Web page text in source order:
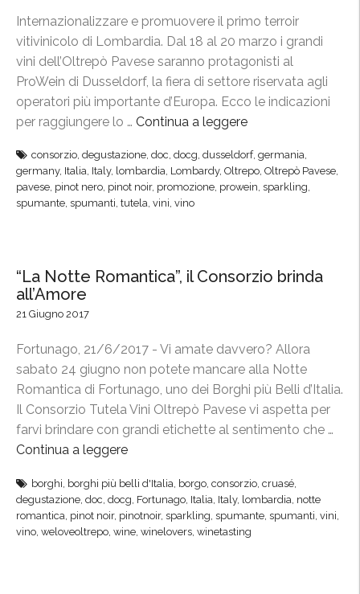
Internazionalizzare e promuovere il primo terroir
vitivinicolo di Lombardia. Dal 18 al 20 marzo i grandi
vini dell’Oltrepò Pavese saranno protagonisti al
ProWein di Dusseldorf, la fiera di settore riservata agli
operatori più importante d’Europa. Ecco le indicazioni
per raggiungere lo … Continua a leggere
r
o
,
C
o
n
s
o
i
o
a
consorzio, degustazione, doc, docg, dusseldorf, germania,
germany, Italia, Italy, lombardia, Lombardy, Oltrepo, Oltrepò Pavese,
pavese, pinot nero, pinot noir, promozione, prowein, sparkling,
spumante, spumanti, tutela, vini, vino
“La Notte Romantica”, il Consorzio brinda
all’Amore
21 Giugno 2017
Fortunago, 21/6/2017 - Vi amate davvero? Allora
sabato 24 giugno non potete mancare alla Notte
Romantica di Fortunago, uno dei Borghi più Belli d’Italia.
Il Consorzio Tutela Vini Oltrepò Pavese vi aspetta per
farvi brindare con grandi etichette al sentimento che …
Continua a leggere
L
a
N
borghi borghi più belli d'Italia borgo consorzio cruasé
degustazione doc docg Fortunago Italia Italy, lombardia notte
romantica pinot noir, pinotnoir, sparkling spumante spumanti vini
vino weloveoltrepo wine winelovers winetasting